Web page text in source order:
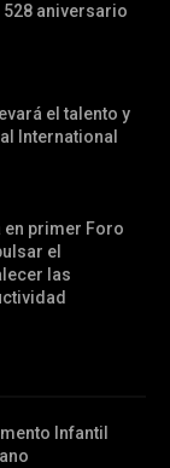
aniversario
el talento y
International
en primer Foro
el
las
Infantil